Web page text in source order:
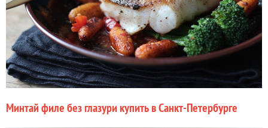
Минтай филе без глазури купить в Санкт-Петербурге